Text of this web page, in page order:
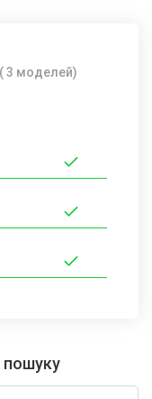
( 3 моделей)
пошуку